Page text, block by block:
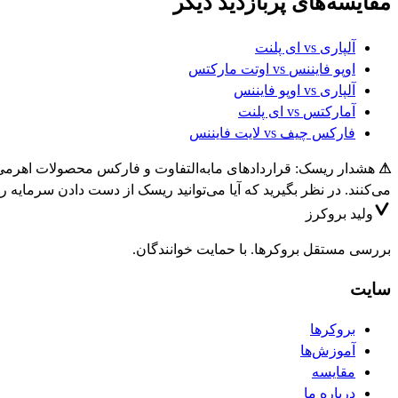
آلپاری vs ای پلنت
اوپو فایننس vs اوتت مارکتس
آلپاری vs اوپو فایننس
آمارکتس vs ای پلنت
فارکس چیف vs لایت فایننس
⚠
می‌کنند. در نظر بگیرید که آیا می‌توانید ریسک از دست دادن سرمایه
ولید بروکرز
بررسی مستقل بروکرها. با حمایت خوانندگان.
سایت
بروکرها
آموزش‌ها
مقایسه
درباره ما